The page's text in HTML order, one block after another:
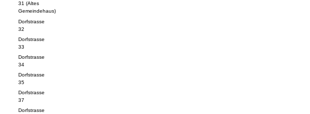
31 (Altes
Gemeindehaus)
Dorfstrasse
32
Dorfstrasse
33
Dorfstrasse
34
Dorfstrasse
35
Dorfstrasse
37
Dorfstrasse